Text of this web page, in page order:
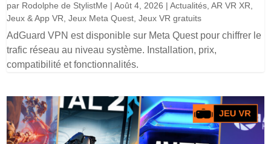
par Rodolphe de StylistMe |Août 4, 2026 |Actualités,AR VR XR,
Jeux & App VR,Jeux Meta Quest,Jeux VR gratuits
AdGuard VPN est disponible sur Meta Quest pour chiffrer le
trafic réseau au niveau système. Installation, prix,
compatibilité et fonctionnalités.